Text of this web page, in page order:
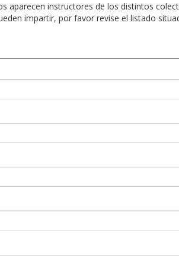
aparecen instructores de los distintos
impartir, por favor revise el listado